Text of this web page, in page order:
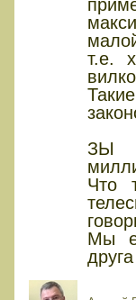
т.е.
ЗЫ
Что
Мы